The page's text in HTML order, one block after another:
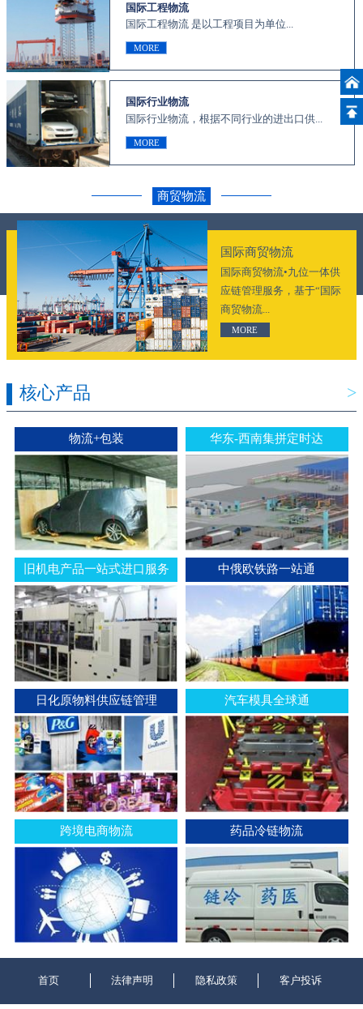
国际工程物流
国际工程物流 是以工程项目为单位...
MORE
国际行业物流
国际行业物流，根据不同行业的进出口供...
MORE
商贸物流
国际商贸物流
国际商贸物流•九位一体供
应链管理服务，基于“国际
商贸物流...
MORE
核心产品 >
物流+包装 华东-西南集拼定时达
旧机电产品一站式进口服务 中俄欧铁路一站通
日化原物料供应链管理 汽车模具全球通
跨境电商物流 药品冷链物流
首页 法律声明 隐私政策 客户投诉